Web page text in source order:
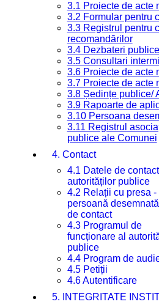
3.1 Proiecte de acte
3.2 Formular pentru
3.3 Registrul pentru
recomandărilor
3.4 Dezbateri publice
3.5 Consultari
3.6 Proiecte de acte
3.7 Proiecte de acte
3.8 Ședințe publice/
3.9 Rapoarte de
3.10 Persoana
3.11 Registrul
publice ale Comunei
4. Contact
4.1 Datele de
autorităților publice
4.2 Relații cu presa -
persoană
de contact
4.3 Programul de
funcționare al
publice
4.4 Program de
4.5 Petiții
4.6 Autentificare
5. INTEGRITATE